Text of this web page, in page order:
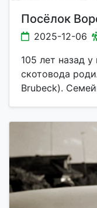
Посёлок
2025-12-06
105 лет назад
скотовода
Brubeck).